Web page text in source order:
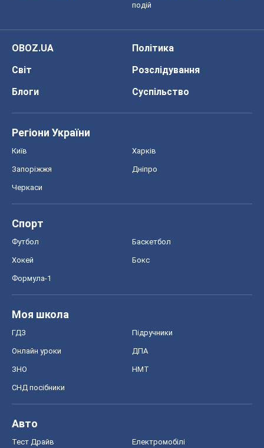
подій
OBOZ.UA
Політика
Світ
Розслідування
Блоги
Суспільство
Регіони України
Київ Харків
Запоріжжя Дніпро
Черкаси
Спорт
Футбол Баскетбол
Хокей Бокс
Формула-1
Моя школа
ГДЗ Підручники
Онлайн уроки ДПА
ЗНО НМТ
СНД посібники
Авто
Тест Драйв Електромобілі